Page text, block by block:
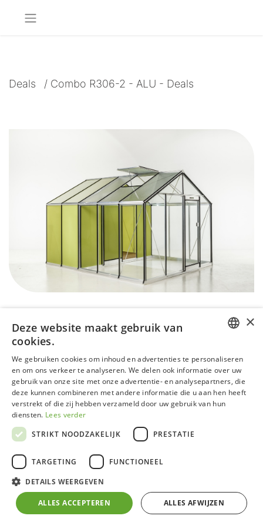
Deals / Combo R306-2 - ALU - Deals
Combo R306-2 - ALU - Deals
Deze modellen kunnen sporen van intern gebruik of
interne opbouw vertonen die geen invloed hebben op
de werking.
Alle vermelde prijzen zijn inclusief BTW, aan-huis-
geleverd op de stoep in België. Montage is mogelijk in
GERMAN
FRENCH
×
Deze website maakt gebruik van
cookies.
We gebruiken cookies om inhoud en advertenties te personaliseren
en om ons verkeer te analyseren. We delen ook informatie over uw
gebruik van onze site met onze advertentie- en analysepartners, die
deze kunnen combineren met andere informatie die u aan hen heeft
verstrekt of die zij hebben verzameld door uw gebruik van hun
diensten. Lees verder
STRIKT NOODZAKELIJK
PRESTATIE
TARGETING FUNCTIONEEL
DETAILS WEERGEVEN
ALLES ACCEPTEREN ALLES AFWIJZEN